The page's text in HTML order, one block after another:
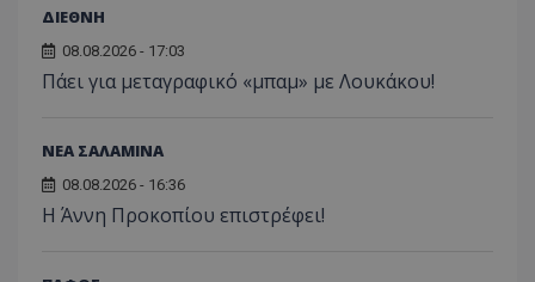
ΔΙΕΘΝΗ
08.08.2026 - 17:03
Πάει για μεταγραφικό «μπαμ» με Λουκάκου!
ΝΕΑ ΣΑΛΑΜΙΝΑ
08.08.2026 - 16:36
Η Άννη Προκοπίου επιστρέφει!